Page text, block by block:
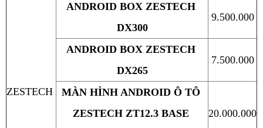
ZESTECH
ANDROID BOX ZESTECH
DX300
9.500.000
ANDROID BOX ZESTECH
DX265
7.500.000
MÀN HÌNH ANDROID Ô TÔ
ZESTECH ZT12.3 BASE
20.000.000